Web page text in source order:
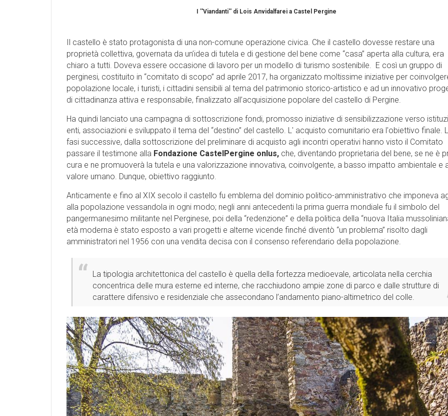
I ''Viandanti'' di Lois Anvidalfarei a Castel Pergine
Il castello è stato protagonista di una non-comune operazione civica. Che il castello dovesse restare una
proprietà collettiva, governata da un’idea di tutela e di gestione del bene come “casa” aperta alla cultura, era
chiaro a tutti. Doveva essere occasione di lavoro per un modello di turismo sostenibile. E così un gruppo di
perginesi, costituito in “comitato di scopo” ad aprile 2017, ha organizzato moltissime iniziative per
popolazione locale, i turisti, i cittadini sensibili al tema del patrimonio storico-artistico e ad un innovativo
di cittadinanza attiva e responsabile, finalizzato all’acquisizione popolare del castello di Pergine.
Ha quindi lanciato una campagna di sottoscrizione fondi, promosso iniziative di sensibilizzazione verso
enti, associazioni e sviluppato il tema del “destino” del castello. L' acquisto comunitario era l'obiettivo finale.
fasi successive, dalla sottoscrizione del preliminare di acquisto agli incontri operativi hanno visto il Comitato
passare il testimone alla Fondazione CastelPergine onlus, che, diventando proprietaria del bene, se ne è
cura e ne promuoverà la tutela e una valorizzazione innovativa, coinvolgente, a basso impatto ambientale e
valore umano. Dunque, obiettivo raggiunto.
Anticamente e fino al XIX secolo il castello fu emblema del dominio politico-amministrativo che imponeva
alla popolazione vessandola in ogni modo; negli anni antecedenti la prima guerra mondiale fu il simbolo del
pangermanesimo militante nel Perginese, poi della “redenzione” e della politica della “nuova Italia
età moderna è stato esposto a vari progetti e alterne vicende finché diventò “un problema” risolto dagli
amministratori nel 1956 con una vendita decisa con il consenso referendario della popolazione.
La tipologia architettonica del castello è quella della fortezza medioevale, articolata nella cerchia
concentrica delle mura esterne ed interne, che racchiudono ampie zone di parco e dalle strutture di
carattere difensivo e residenziale che assecondano l’andamento piano-altimetrico del colle.